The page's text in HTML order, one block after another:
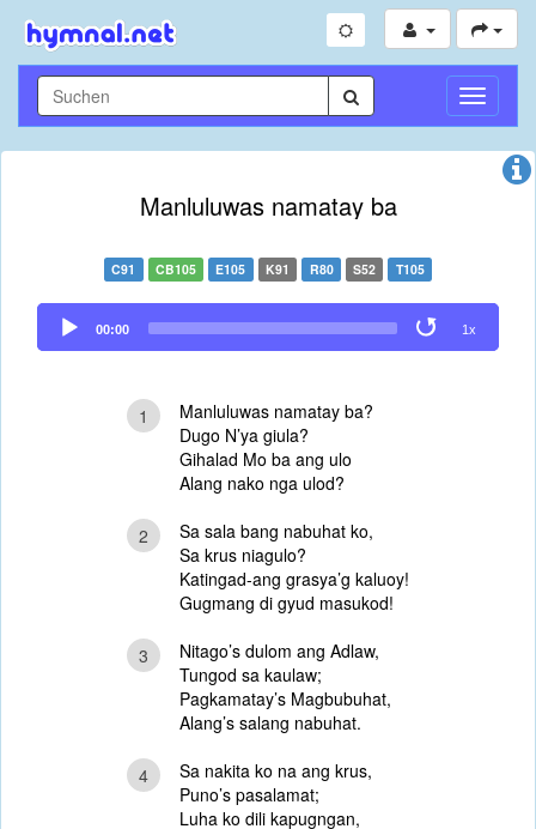
Manluluwas namatay ba
C91 CB105 E105 K91 R80 S52 T105
Audio
Player
00:00 1x
1
Manluluwas namatay ba?
Dugo N’ya giula?
Gihalad Mo ba ang ulo
Alang nako nga ulod?
2
Sa sala bang nabuhat ko,
Sa krus niagulo?
Katingad-ang grasya’g kaluoy!
Gugmang di gyud masukod!
3
Nitago’s dulom ang Adlaw,
Tungod sa kaulaw;
Pagkamatay’s Magbubuhat,
Alang’s salang nabuhat.
4
Sa nakita ko na ang krus,
Puno’s pasalamat;
Luha ko dili kapugngan,